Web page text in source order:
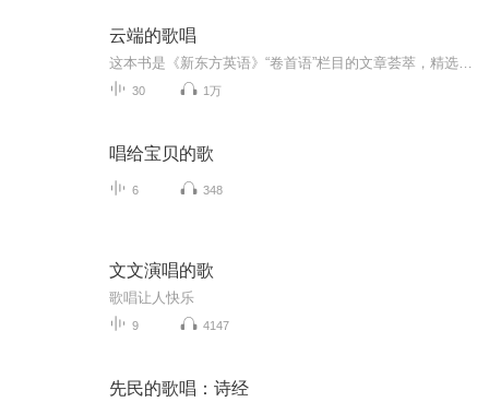
云端的歌唱
30 1万
唱给宝贝的歌
6 348
文文演唱的歌
歌唱让人快乐
9 4147
先民的歌唱：诗经